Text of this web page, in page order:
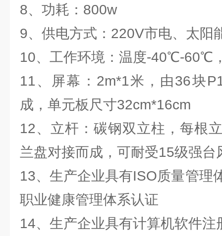
8、功耗：800w
9、供电方式：220V市电、太阳
10、工作环境：温度-40℃-60℃
11、屏幕：2m*1米，由36块
成，单元板尺寸32cm*16cm
12、立杆：碳钢双立柱，每根
兰盘对接而成，可耐受15级强台
13、生产企业具有ISO质量管理
职业健康管理体系认证
14、生产企业具有计算机软件注